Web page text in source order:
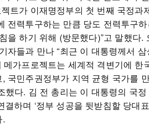
트가 이재명정부의 첫 번째 국정과
전력투구하는 만큼 당도 전력투구
을 하기 위해 (방문했다)”고 말했다.
자들과 만나 “최근 이 대통령께서
메가프로젝트는 세계적 격변기에 한
국민주권정부가 지역 균형 국가를
했다. 김 전 총리는 이 대통령의 국
결하며 ‘정부 성공을 뒷받침할 당대
.